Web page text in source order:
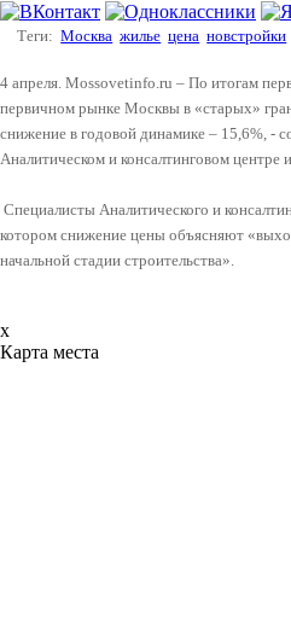
Теги: Москва жилье цена новстройки
4 апреля. Mossovetinfo.ru – По итогам
первичном рынке Москвы в «старых»
снижение в годовой динамике – 15,6%, -
Аналитическом и консалтинговом
Специалисты Аналитического и
котором снижение цены объясняют
начальной стадии строительства».
x
Карта места